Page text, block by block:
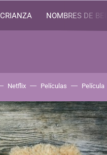
CRIANZA NOMBRES DE
Netflix Películas Película